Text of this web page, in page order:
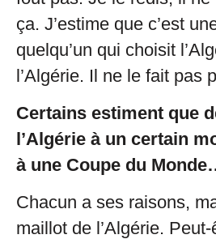
ça. J’estime que c’est
quelqu’un qui choisit
l’Algérie. Il ne le fait pas
Certains estiment que
l’Algérie à un certain
à une Coupe du
Chacun a ses raisons,
maillot de l’Algérie.